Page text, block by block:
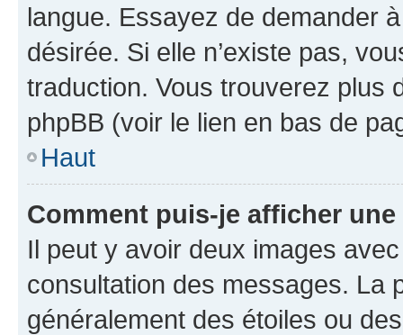
langue. Essayez de demander
désirée. Si elle n’existe pas,
traduction. Vous trouverez plus
phpBB (voir le lien en bas de
Haut
Comment puis-je afficher
Il peut y avoir deux images
consultation des messages. La
généralement des étoiles ou